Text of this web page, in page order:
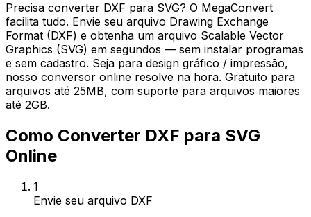
Precisa converter DXF para SVG? O MegaConvert
facilita tudo. Envie seu arquivo Drawing Exchange
Format (DXF) e obtenha um arquivo Scalable Vector
Graphics (SVG) em segundos — sem instalar programas
e sem cadastro. Seja para design gráfico / impressão,
nosso conversor online resolve na hora. Gratuito para
arquivos até 25MB, com suporte para arquivos maiores
até 2GB.
Como Converter DXF para SVG
Online
1
Envie seu arquivo DXF